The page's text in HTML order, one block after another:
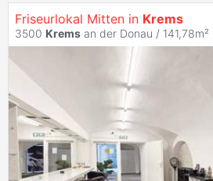
Friseurlokal Mitten in Krems
3500 Krems an der Donau / 141,78m²